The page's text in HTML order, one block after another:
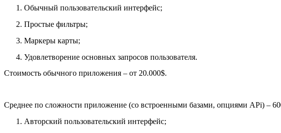
Обычный пользовательский интерфейс;
Простые фильтры;
Маркеры карты;
Удовлетворение основных запросов пользователя.
Стоимость обычного приложения – от 20.000$.
Среднее по сложности приложение (со встроенными базами, опциями APi) –
Авторский пользовательский интерфейс;